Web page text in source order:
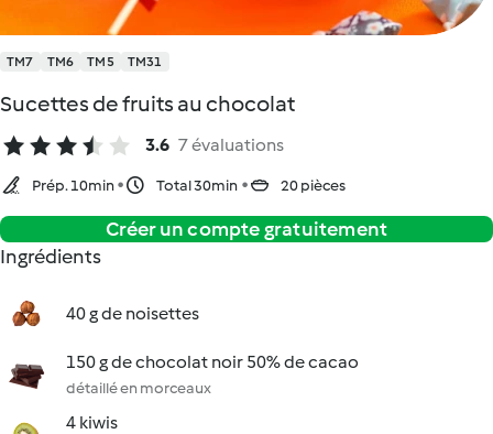
TM7 TM6 TM5 TM31
Sucettes de fruits au chocolat
3.6 7 évaluations
Prép. 10min Total 30min 20 pièces
Créer un compte gratuitement
Ingrédients
40 g de noisettes
150 g de chocolat noir 50% de cacao
détaillé en morceaux
4 kiwis